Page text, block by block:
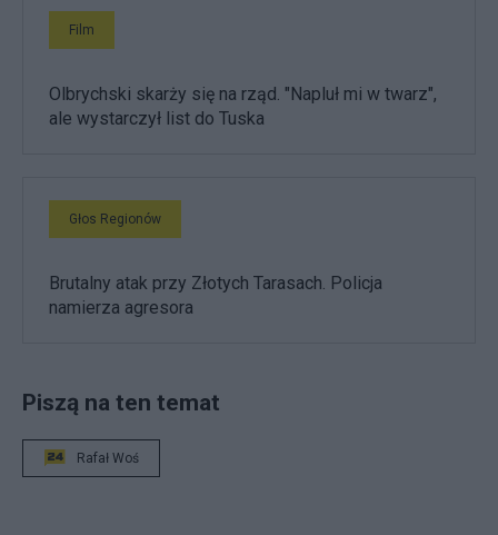
Film
Olbrychski skarży się na rząd. "Napluł mi w twarz",
ale wystarczył list do Tuska
Głos Regionów
Brutalny atak przy Złotych Tarasach. Policja
namierza agresora
Piszą na ten temat
Rafał Woś